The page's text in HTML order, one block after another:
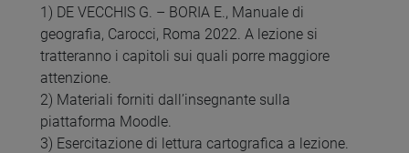
1) DE VECCHIS G. – BORIA E., Manuale di
geografia, Carocci, Roma 2022. A lezione si
tratteranno i capitoli sui quali porre maggiore
attenzione.
2) Materiali forniti dall’insegnante sulla
piattaforma Moodle.
3) Esercitazione di lettura cartografica a lezione.